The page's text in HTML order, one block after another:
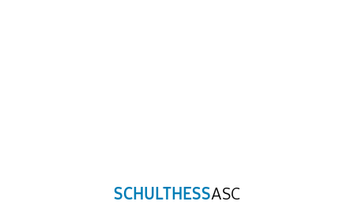
SCHULTHESSASC